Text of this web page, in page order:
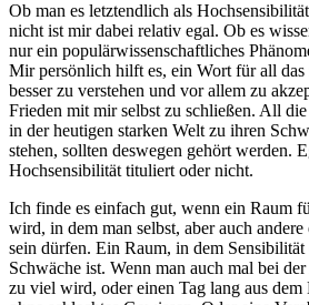
Ob man es letztendlich als
nicht ist mir dabei relativ egal. Ob es
nur ein populärwissenschaftliches
Mir persönlich hilft es, ein Wort für all das
besser zu verstehen und vor allem zu
Frieden mit mir selbst zu schließen. All
in der heutigen starken Welt zu ihren
stehen, sollten deswegen gehört werden.
Hochsensibilität tituliert oder nicht.
Ich finde es einfach gut, wenn ein Raum
wird, in dem man selbst, aber auch
sein dürfen. Ein Raum, in dem
Schwäche ist. Wenn man auch mal bei
zu viel wird, oder einen Tag lang aus